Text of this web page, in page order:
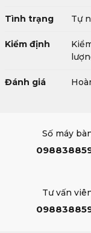
Tình trạng Tự
Kiểm định
Đánh giá
Số máy
Tư vấn